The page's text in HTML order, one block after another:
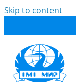
Skip to content